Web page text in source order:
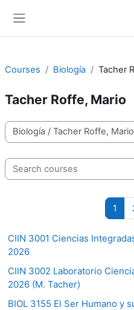
Courses Biología Tacher
Tacher Roffe, Mario
Course categories
Search courses
1
CIIN 3001 Ciencias
2026
CIIN 3002 Laboratorio
2026 (M. Tacher)
BIOL 3155 El Ser Humano y